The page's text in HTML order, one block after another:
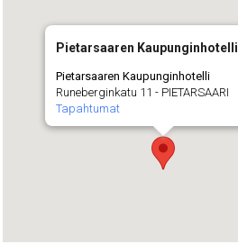
Pietarsaaren Kaupunginhotelli
Pietarsaaren Kaupunginhotelli
Runeberginkatu 11 - PIETARSAARI
Tapahtumat